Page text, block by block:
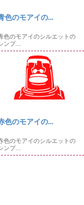
色のモアイの...
色のモアイのシルエットの
ンプ...
色のモアイの...
色のモアイのシルエットの
ンプ...